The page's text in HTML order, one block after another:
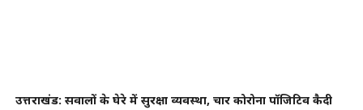
उत्तराखंड: सवालों के घेरे में सुरक्षा व्यवस्था, चार कोरोना पॉजिटिव कैदी